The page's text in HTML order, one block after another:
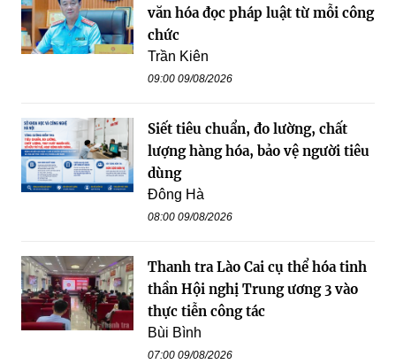
văn hóa đọc pháp luật từ mỗi công
chức
Trần Kiên
09:00 09/08/2026
Siết tiêu chuẩn, đo lường, chất
lượng hàng hóa, bảo vệ người tiêu
dùng
Đông Hà
08:00 09/08/2026
Thanh tra Lào Cai cụ thể hóa tinh
thần Hội nghị Trung ương 3 vào
thực tiễn công tác
Bùi Bình
07:00 09/08/2026